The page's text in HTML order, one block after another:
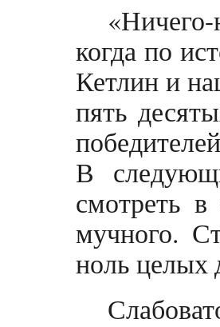
когда по
Кетлин и
пять
В
смотреть
мучного.
ноль целых